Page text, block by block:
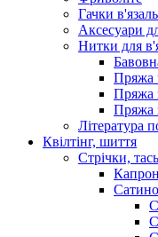
Гачки
Аксесуари
Нитки для
Пряжа
Пряжа
Пряжа
Література
Квілтінг, шиття
Стрічки,